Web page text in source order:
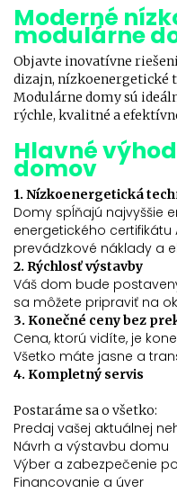
Moderné
modulárne
Objavte inovatívne
dizajn, nízkoenergetické
Modulárne domy sú
rýchle, kvalitné a
Hlavné
domov
1. Nízkoenergetická
Domy spĺňajú najvyššie
energetického certifikátu
prevádzkové náklady a
2. Rýchlosť výstavby
Váš dom bude
sa môžete pripraviť na
3. Konečné ceny bez
Cena, ktorú vidíte, je
Všetko máte jasne a
4. Kompletný servis
Postaráme sa o všetko:
Predaj vašej aktuálnej
Návrh a výstavbu domu
Výber a zabezpečenie
Financovanie a úver